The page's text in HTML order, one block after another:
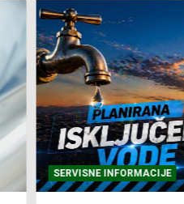
SERVISNE INFORMACIJE